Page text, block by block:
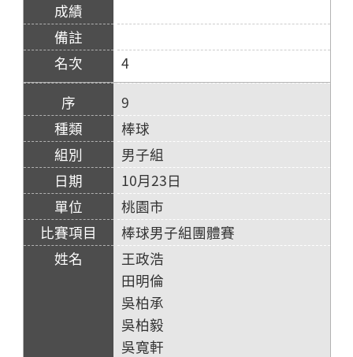
4
9
棒球
男子組
10月23日
桃園市
棒球男子組團體賽
王政浩
田明倫
吳柏承
吳柏毅
吳寬軒